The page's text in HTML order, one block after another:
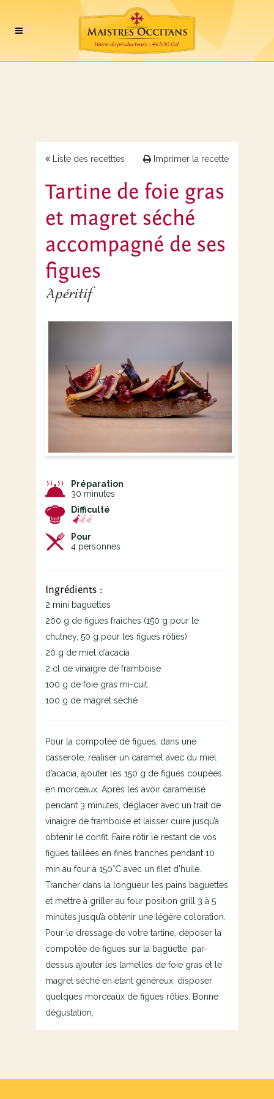
Liste des recetttes Imprimer la recette
Tartine de foie gras
et magret séché
accompagné de ses
figues
Apéritif
Préparation
30 minutes
Difficulté
Pour
4 personnes
Ingrédients :
2 mini baguettes
200 g de figues fraîches (150 g pour le
chutney, 50 g pour les figues rôties)
20 g de miel d’acacia
2 cl de vinaigre de framboise
100 g de foie gras mi-cuit
100 g de magret séché
Pour la compotée de figues, dans une
casserole, réaliser un caramel avec du miel
d’acacia, ajouter les 150 g de figues coupées
en morceaux. Après les avoir caramélisé
pendant 3 minutes, déglacer avec un trait de
vinaigre de framboise et laisser cuire jusqu’à
obtenir le confit. Faire rôtir le restant de vos
figues taillées en fines tranches pendant 10
min au four à 150°C avec un filet d’huile.
Trancher dans la longueur les pains baguettes
et mettre à griller au four position grill 3 à 5
minutes jusqu’à obtenir une légère coloration.
Pour le dressage de votre tartine, déposer la
compotée de figues sur la baguette, par-
dessus ajouter les lamelles de foie gras et le
magret séché en étant généreux, disposer
quelques morceaux de figues rôties. Bonne
dégustation,